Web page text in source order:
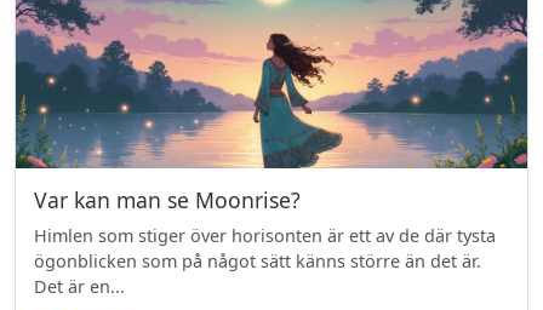
Var kan man se Moonrise?
Himlen som stiger över horisonten är ett av de där tysta
ögonblicken som på något sätt känns större än det är.
Det är en...